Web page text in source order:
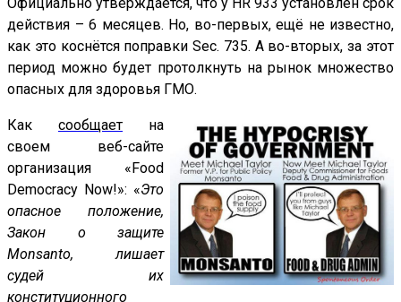
Официально утверждается, что у HR 933 установлен срок
действия – 6 месяцев. Но, во-первых, ещё не известно,
как это коснётся поправки Sec. 735. А во-вторых, за этот
период можно будет протолкнуть на рынок множество
опасных для здоровья ГМО.
Как сообщает на
своем веб-сайте
организация «Food
Democracy Now!»: «Это
опасное положение,
Закон о защите
Monsanto, лишает
судей их
конституционного